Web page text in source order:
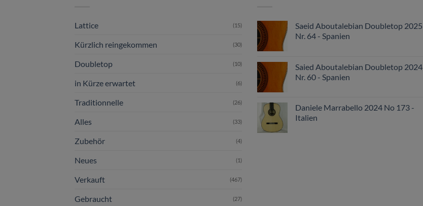
Lattice (15)
Kürzlich reingekommen (30)
Doubletop (10)
in Kürze erwartet (6)
Traditionnelle (26)
Alles (33)
Zubehör (4)
Neues (1)
Verkauft (467)
Gebraucht (27)
Saeid Aboutalebian Doubletop 2025
Nr. 64 - Spanien
Saied Aboutalebian Doubletop 2024
Nr. 60 - Spanien
Daniele Marrabello 2024 No 173 -
Italien